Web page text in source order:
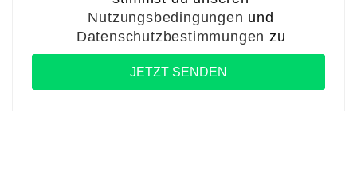
Nutzungsbedingungen und
Datenschutzbestimmungen zu